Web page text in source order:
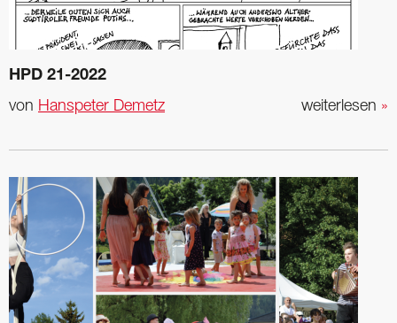
HPD 21-2022
weiterlesen »
von Hanspeter Demetz